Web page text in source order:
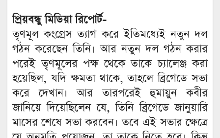
প্রিয়বন্ধু মিডিয়া রিপোর্ট-
তৃণমূল কংগ্রেস ত্যাগ করে ইতিমধ্যেই নতুন দল
গঠন করেছেন তিনি। আর নতুন দল গঠন করার
পরেই তৃণমূলের পক্ষ থেকে তাকে চ্যালেঞ্জ করা
হয়েছিল, যদি ক্ষমতা থাকে, তাহলে ব্রিগেডে সভা
করে দেখান। আর তারপরেই হুমায়ুন কবীর
জানিয়ে দিয়েছিলেন যে, তিনি ব্রিগেডে জানুয়ারি
মাসের শেষে সভা করবেন। তবে এই সভার ক্ষেত্রে